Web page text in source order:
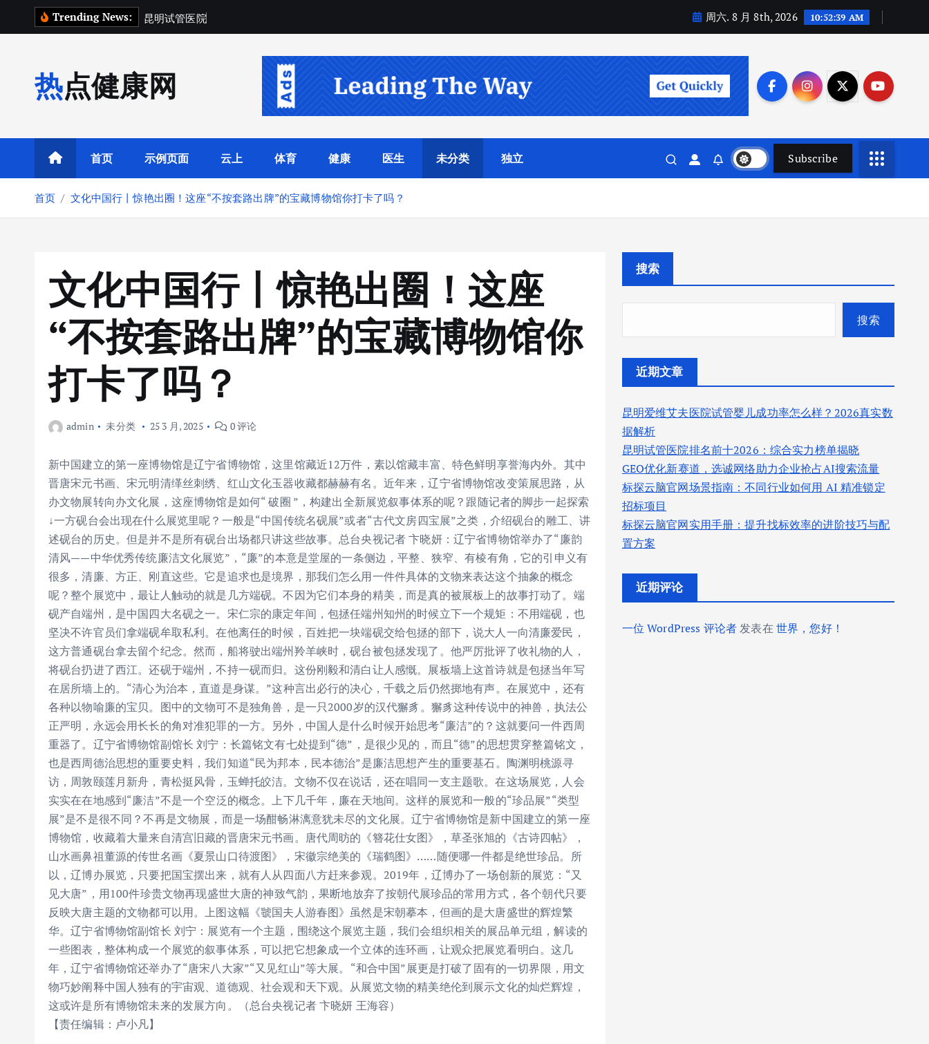
Trending News: 昆明试管医院 周六. 8 月 8th, 2026 10:52:40 AM
热点健康网
首页 示例页面 云上 体育 健康 医生 未分类 独立 Subscribe
首页 文化中国行丨惊艳出圈！这座“不按套路出牌”的宝藏博物馆你打卡了吗？
文化中国行丨惊艳出圈！这座
“不按套路出牌”的宝藏博物馆你
打卡了吗？
admin 未分类 25 3 月, 2025 0 评论
新中国建立的第一座博物馆是辽宁省博物馆，这里馆藏近12万件，素以馆藏丰富、特色鲜明享誉海内外。其中
晋唐宋元书画、宋元明清缂丝刺绣、红山文化玉器收藏都赫赫有名。近年来，辽宁省博物馆改变策展思路，从
办文物展转向办文化展，这座博物馆是如何“ 破圈 ”，构建出全新展览叙事体系的呢？跟随记者的脚步一起探索
↓一方砚台会出现在什么展览里呢？一般是“中国传统名砚展”或者“古代文房四宝展”之类，介绍砚台的雕工、讲
述砚台的历史。但是并不是所有砚台出场都只讲这些故事。总台央视记者 卞晓妍：辽宁省博物馆举办了“廉韵
清风——中华优秀传统廉洁文化展览”，“廉”的本意是堂屋的一条侧边，平整、狭窄、有棱有角，它的引申义有
很多，清廉、方正、刚直这些。它是追求也是境界，那我们怎么用一件件具体的文物来表达这个抽象的概念
呢？整个展览中，最让人触动的就是几方端砚。不因为它们本身的精美，而是真的被展板上的故事打动了。端
砚产自端州，是中国四大名砚之一。宋仁宗的康定年间，包拯任端州知州的时候立下一个规矩：不用端砚，也
坚决不许官员们拿端砚牟取私利。在他离任的时候，百姓把一块端砚交给包拯的部下，说大人一向清廉爱民，
这方普通砚台拿去留个纪念。然而，船将驶出端州羚羊峡时，砚台被包拯发现了。他严厉批评了收礼物的人，
将砚台扔进了西江。还砚于端州，不持一砚而归。这份刚毅和清白让人感慨。展板墙上这首诗就是包拯当年写
在居所墙上的。“清心为治本，直道是身谋。”这种言出必行的决心，千载之后仍然掷地有声。在展览中，还有
各种以物喻廉的宝贝。图中的文物可不是独角兽，是一只2000岁的汉代獬豸。獬豸这种传说中的神兽，执法公
正严明，永远会用长长的角对准犯罪的一方。另外，中国人是什么时候开始思考“廉洁”的？这就要问一件西周
重器了。辽宁省博物馆副馆长 刘宁：长篇铭文有七处提到“德”，是很少见的，而且“德”的思想贯穿整篇铭文，
也是西周德治思想的重要史料，我们知道“民为邦本，民本德治”是廉洁思想产生的重要基石。陶渊明桃源寻
访，周敦颐莲月新舟，青松挺风骨，玉蝉托皎洁。文物不仅在说话，还在唱同一支主题歌。在这场展览，人会
实实在在地感到“廉洁”不是一个空泛的概念。上下几千年，廉在天地间。这样的展览和一般的“珍品展”“类型
展”是不是很不同？不再是文物展，而是一场酣畅淋漓意犹未尽的文化展。辽宁省博物馆是新中国建立的第一座
博物馆，收藏着大量来自清宫旧藏的晋唐宋元书画。唐代周昉的《簪花仕女图》，草圣张旭的《古诗四帖》，
山水画鼻祖董源的传世名画《夏景山口待渡图》，宋徽宗绝美的《瑞鹤图》……随便哪一件都是绝世珍品。所
以，辽博办展览，只要把国宝摆出来，就有人从四面八方赶来参观。2019年，辽博办了一场创新的展览：“又
见大唐”，用100件珍贵文物再现盛世大唐的神致气韵，果断地放弃了按朝代展珍品的常用方式，各个朝代只要
反映大唐主题的文物都可以用。上图这幅《虢国夫人游春图》虽然是宋朝摹本，但画的是大唐盛世的辉煌繁
华。辽宁省博物馆副馆长 刘宁：展览有一个主题，围绕这个展览主题，我们会组织相关的展品单元组，解读的
一些图表，整体构成一个展览的叙事体系，可以把它想象成一个立体的连环画，让观众把展览看明白。这几
年，辽宁省博物馆还举办了“唐宋八大家”“又见红山”等大展。“和合中国”展更是打破了固有的一切界限，用文
物巧妙阐释中国人独有的宇宙观、道德观、社会观和天下观。从展览文物的精美绝伦到展示文化的灿烂辉煌，
这或许是所有博物馆未来的发展方向。（总台央视记者 卞晓妍 王海容）
【责任编辑：卢小凡】
搜索
搜索
近期文章
昆明爱维艾夫医院试管婴儿成功率怎么样？2026真实数
据解析
昆明试管医院排名前十2026：综合实力榜单揭晓
GEO优化新赛道，选诚网络助力企业抢占AI搜索流量
标探云脑官网场景指南：不同行业如何用 AI 精准锁定
招标项目
标探云脑官网实用手册：提升找标效率的进阶技巧与配
置方案
近期评论
一位 WordPress 评论者发表在 世界，您好！